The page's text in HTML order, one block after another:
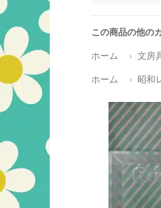
この商品の他の
ホーム 文房
ホーム 昭和